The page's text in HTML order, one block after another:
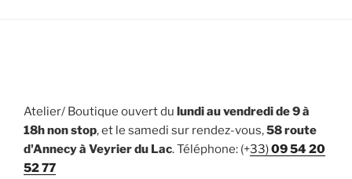
Atelier/ Boutique ouvert du lundi au vendredi de 9 à
18h non stop, et le samedi sur rendez-vous,58 route
d'Annecy à Veyrier du Lac. Téléphone: (+33)09 54 20
52 77